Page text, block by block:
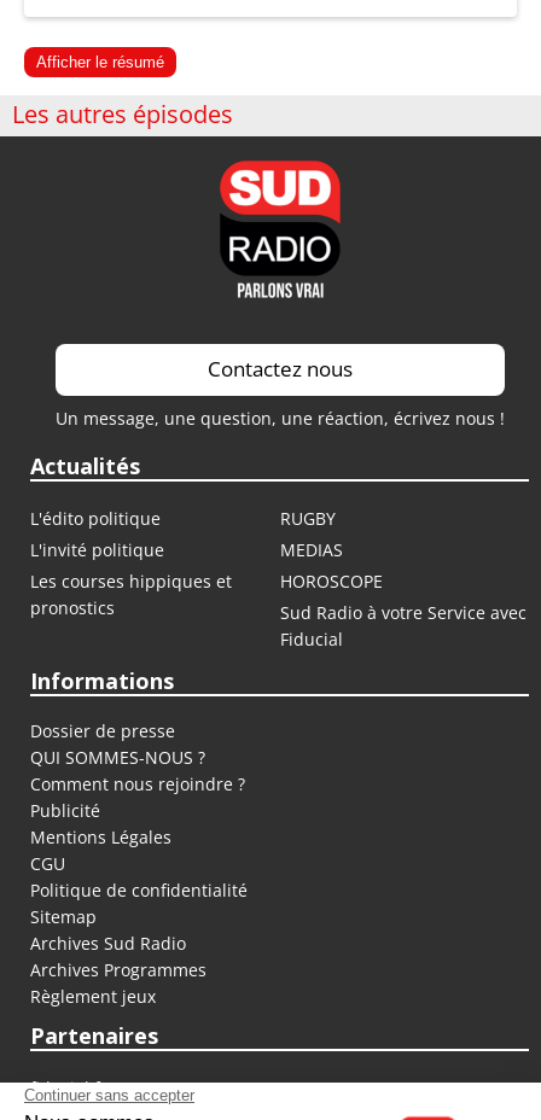
Afficher le résumé
Les autres épisodes
Contactez nous
Un message, une question, une réaction, écrivez nous !
Actualités
L'édito politique
RUGBY
L'invité politique
MEDIAS
Les courses hippiques et
pronostics
HOROSCOPE
Sud Radio à votre Service avec
Fiducial
Informations
Dossier de presse
QUI SOMMES-NOUS ?
Comment nous rejoindre ?
Publicité
Mentions Légales
CGU
Politique de confidentialité
Sitemap
Archives Sud Radio
Archives Programmes
Règlement jeux
Partenaires
fiducial.fr